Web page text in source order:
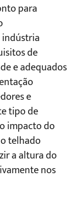
para
indústria
de
e adequados
e
tipo de
impacto do
telhado
a altura do
nos